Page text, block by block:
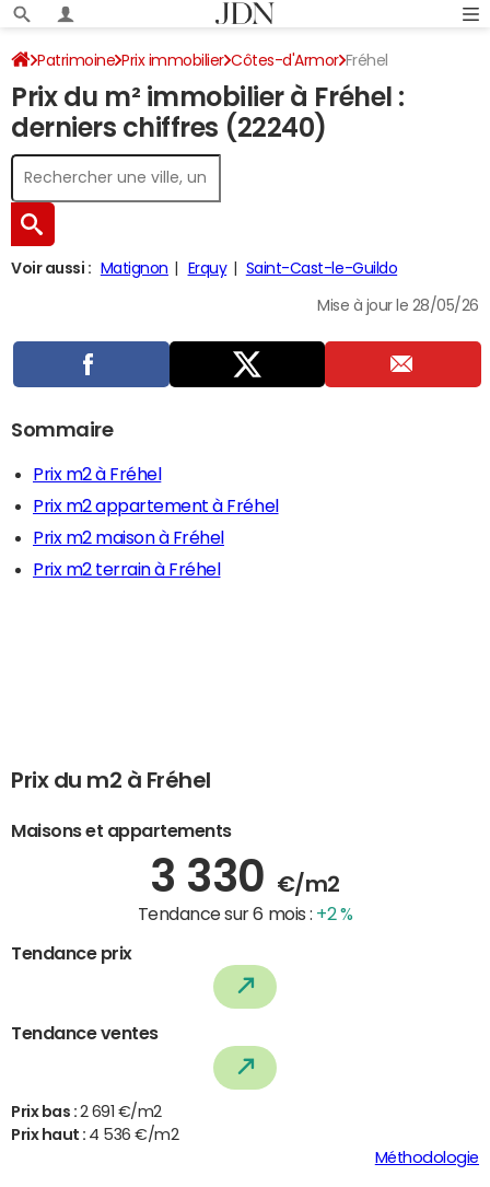
Patrimoine Prix immobilier Côtes-d'Armor Fréhel
Prix du m² immobilier à Fréhel :
derniers chiffres (22240)
Voir aussi : Matignon Erquy Saint-Cast-le-Guildo
Mise à jour le 28/05/26
Sommaire
Prix m2 à Fréhel
Prix m2 appartement à Fréhel
Prix m2 maison à Fréhel
Prix m2 terrain à Fréhel
Prix du m2 à Fréhel
Maisons et appartements
3 330 €/m2
Tendance sur 6 mois : +2 %
Tendance prix
Tendance ventes
Prix bas : 2 691 €/m2
Prix haut : 4 536 €/m2
Méthodologie